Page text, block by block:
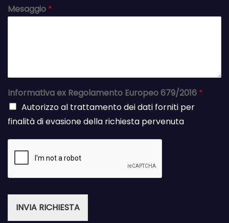
Mesaggio *
Informativa ex Regolamento Europeo 679/2016 *
Autorizzo al trattamento dei dati forniti per
finalità di evasione della richiesta pervenuta
INVIA RICHIESTA